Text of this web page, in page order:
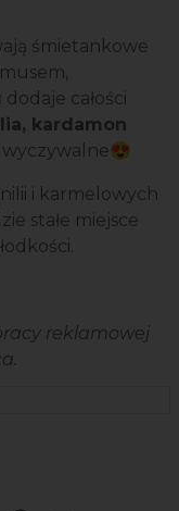
śmietankowe
dodaje całości
kardamon
i karmelowych
stałe miejsce
reklamowej